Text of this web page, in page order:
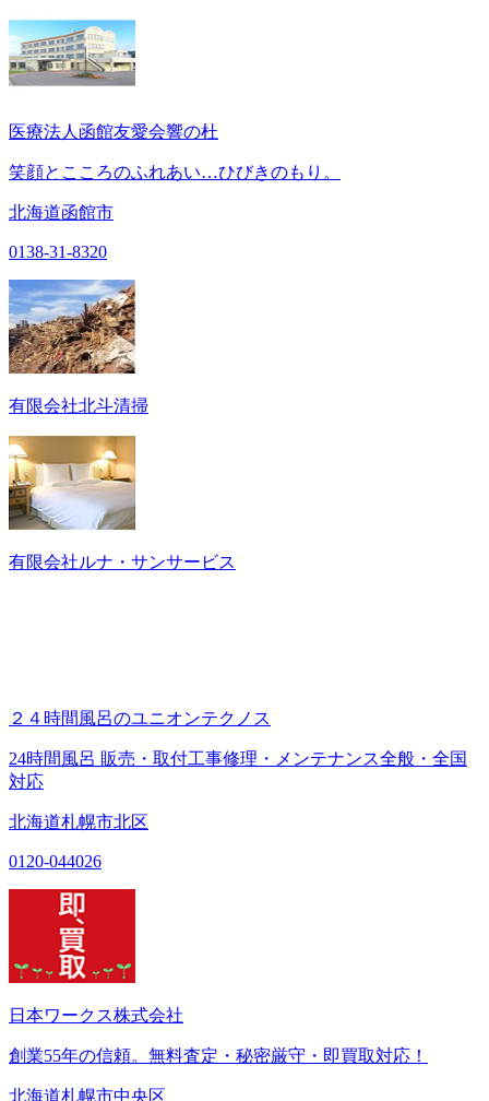
医療法人函館友愛会響の杜
笑顔とこころのふれあい…ひびきのもり。
北海道函館市
0138-31-8320
有限会社北斗清掃
有限会社ルナ・サンサービス
２４時間風呂のユニオンテクノス
24時間風呂 販売・取付工事修理・メンテナンス全般・全国
対応
北海道札幌市北区
0120-044026
日本ワークス株式会社
創業55年の信頼。無料査定・秘密厳守・即買取対応！
北海道札幌市中央区